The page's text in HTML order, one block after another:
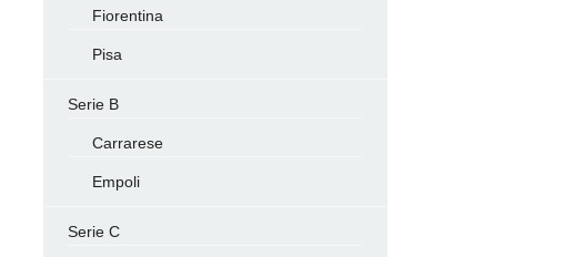
Fiorentina
Pisa
Serie B
Carrarese
Empoli
Serie C